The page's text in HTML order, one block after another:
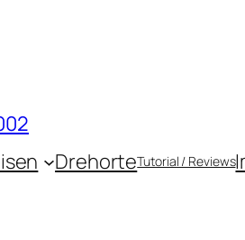
DrehorteTutorial / Reviews